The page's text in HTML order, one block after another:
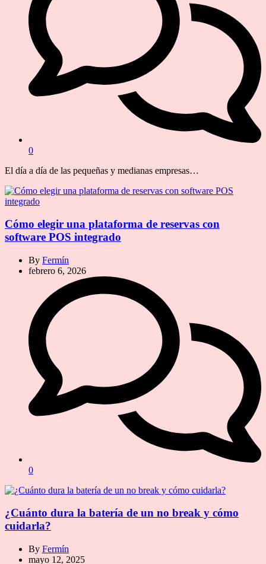
0
El día a día de las pequeñas y medianas empresas…
Cómo elegir una plataforma de reservas con
software POS integrado
By Fermín
febrero 6, 2026
0
¿Cuánto dura la batería de un no break y cómo
cuidarla?
By Fermín
mayo 12, 2025